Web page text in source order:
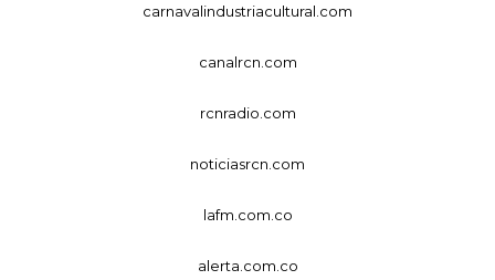
carnavalindustriacultural.com
canalrcn.com
rcnradio.com
noticiasrcn.com
lafm.com.co
alerta.com.co